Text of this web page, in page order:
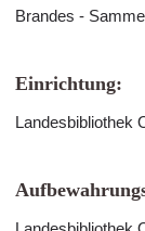
Brandes -
Einrichtung:
Landesbibliothek